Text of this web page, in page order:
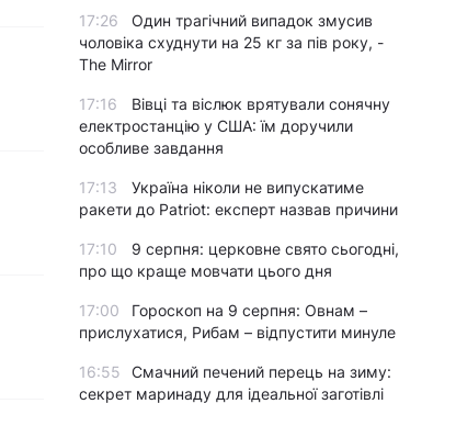
17:26
Один трагічний випадок змусив
чоловіка схуднути на 25 кг за пів року, -
The Mirror
17:16
Вівці та віслюк врятували сонячну
електростанцію у США: їм доручили
особливе завдання
17:13
Україна ніколи не випускатиме
ракети до Patriot: експерт назвав причини
17:10
9 серпня: церковне свято сьогодні,
про що краще мовчати цього дня
17:00
Гороскоп на 9 серпня: Овнам –
прислухатися, Рибам – відпустити минуле
16:55
Смачний печений перець на зиму:
секрет маринаду для ідеальної заготівлі